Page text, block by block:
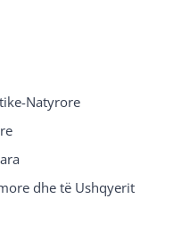
Natyrore
dhe të Ushqyerit